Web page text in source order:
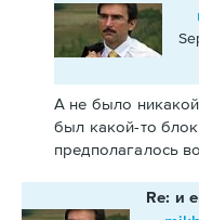
А не было никакой
был какой-то
предполагалось
Re: и